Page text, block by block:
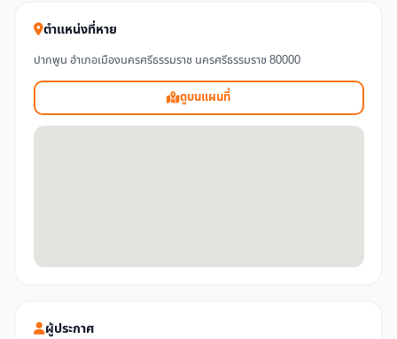
ตำแหน่งที่หาย
ปากพูน อำเภอเมืองนครศรีธรรมราช นครศรีธรรมราช 80000
ดูบนแผนที่
ผู้ประกาศ